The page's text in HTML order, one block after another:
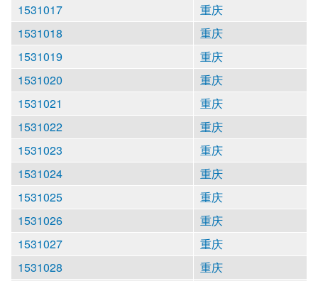
1531017
重庆
1531018
重庆
1531019
重庆
1531020
重庆
1531021
重庆
1531022
重庆
1531023
重庆
1531024
重庆
1531025
重庆
1531026
重庆
1531027
重庆
1531028
重庆